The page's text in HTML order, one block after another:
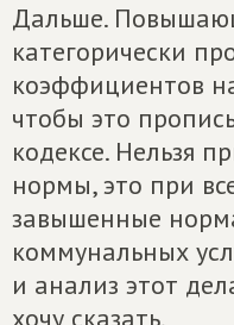
Дальше.
категорически
коэффициентов
чтобы это
кодексе. Нельзя
нормы, это при
завышенные
коммунальных
и анализ этот
хочу сказать.